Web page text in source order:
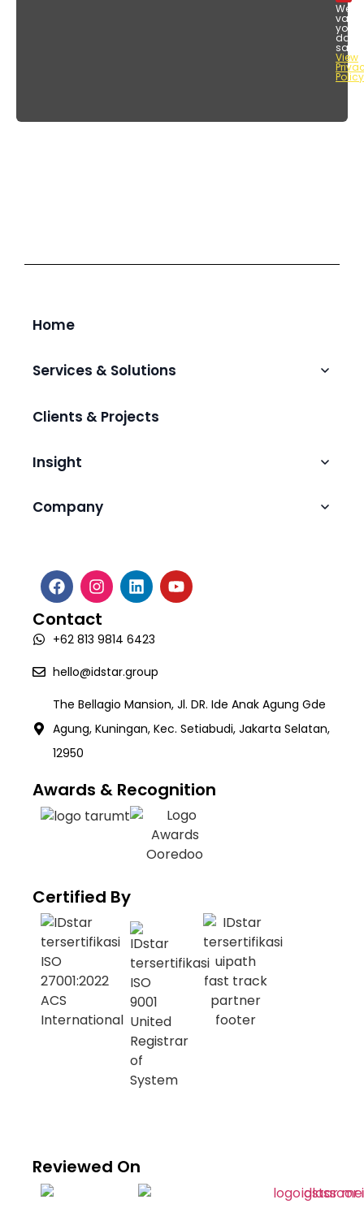
We
value
your
data
View
Policy
Home
Services & Solutions
Talent Augmentation & Hiring
AI & Intelligent Automation
Intelligence Document Processing (Valida)
Workforce Management System (SIGAPP)
Transformation
Software Development
AI Development
Clients & Projects
Insight
Blog
Webinar & Events
White Paper
Company
Career
Contact
Contact
+62 813 9814 6423
hello@idstar.group
The Bellagio Mansion, Jl. DR. Ide Anak Agung Gde
Agung, Kuningan, Kec. Setiabudi, Jakarta Selatan,
12950
Awards & Recognition
Certified By
Reviewed On